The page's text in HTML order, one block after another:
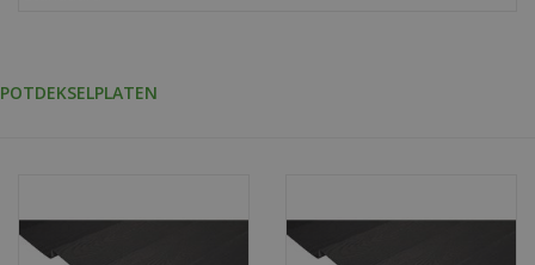
POTDEKSELPLATEN